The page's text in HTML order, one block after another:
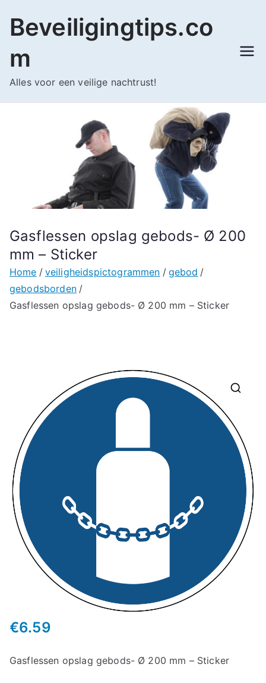
naar
inhoud
Beveiligingtips.co
m
Alles voor een veilige nachtrust!
Gasflessen opslag gebods- Ø 200
mm – Sticker
Home veiligheidspictogrammen
gebod
gebodsborden
Gasflessen opslag gebods- Ø 200 mm – Sticker
€6.59
Gasflessen opslag gebods- Ø 200 mm – Sticker